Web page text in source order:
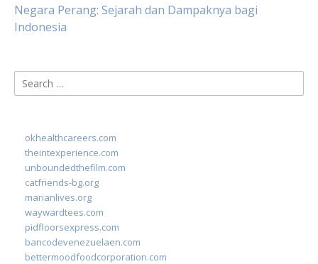
Negara Perang: Sejarah dan Dampaknya bagi
Indonesia
Search
for:
okhealthcareers.com
theintexperience.com
unboundedthefilm.com
catfriends-bg.org
marianlives.org
waywardtees.com
pidfloorsexpress.com
bancodevenezuelaen.com
bettermoodfoodcorporation.com